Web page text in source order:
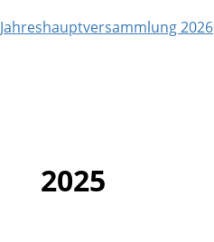
Jahreshauptversammlung 2026
2025